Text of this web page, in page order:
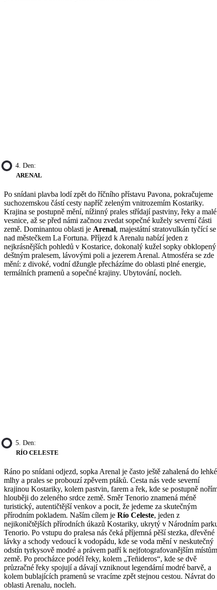
4. Den:
ARENAL
Po snídani plavba lodí zpět do říčního přístavu Pavona, pokračujeme
suchozemskou částí cesty napříč zeleným vnitrozemím Kostariky.
Krajina se postupně mění, nížinný prales střídají pastviny, řeky a malé
vesnice, až se před námi začnou zvedat sopečné kužely severní části
země. Dominantou oblasti je Arenal, majestátní stratovulkán tyčící se
nad městečkem La Fortuna. Příjezd k Arenalu nabízí jeden z
nejkrásnějších pohledů v Kostarice, dokonalý kužel sopky obklopený
deštným pralesem, lávovými poli a jezerem Arenal. Atmosféra se zde
mění: z divoké, vodní džungle přecházíme do oblasti plné energie,
termálních pramenů a sopečné krajiny. Ubytování, nocleh.
5. Den:
RÍO CELESTE
Ráno po snídani odjezd, sopka Arenal je často ještě zahalená do lehké
mlhy a prales se probouzí zpěvem ptáků. Cesta nás vede severní
krajinou Kostariky, kolem pastvin, farem a řek, kde se postupně
hlouběji do zeleného srdce země. Směr Tenorio znamená méně
turistický, autentičtější venkov a pocit, že jedeme za skutečným
přírodním pokladem. Naším cílem je Río Celeste, jeden z
nejikoničtějších přírodních úkazů Kostariky, ukrytý v Národním
Tenorio. Po vstupu do pralesa nás čeká příjemná pěší stezka, dřevěné
lávky a schody vedoucí k vodopádu, kde se voda mění v neskutečný
odstín tyrkysově modré a právem patří k nejfotografovanějším místům
země. Po procházce podél řeky, kolem „Teñideros“, kde se dvě
průzračné řeky spojují a dávají vzniknout legendární modré barvě, a
kolem bublajících pramenů se vracíme zpět stejnou cestou. Návrat do
oblasti Arenalu, nocleh.